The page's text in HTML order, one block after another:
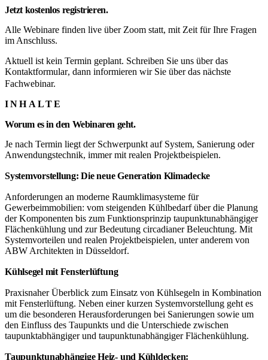
Jetzt kostenlos registrieren.
Alle Webinare finden live über Zoom statt, mit Zeit für Ihre Fragen
im Anschluss.
Aktuell ist kein Termin geplant. Schreiben Sie uns über das
Kontaktformular, dann informieren wir Sie über das nächste
Fachwebinar.
INHALTE
Worum es in den Webinaren geht.
Je nach Termin liegt der Schwerpunkt auf System, Sanierung oder
Anwendungstechnik, immer mit realen Projektbeispielen.
Systemvorstellung: Die neue Generation Klimadecke
Anforderungen an moderne Raumklimasysteme für
Gewerbeimmobilien: vom steigenden Kühlbedarf über die Planung
der Komponenten bis zum Funktionsprinzip taupunktunabhängiger
Flächenkühlung und zur Bedeutung circadianer Beleuchtung. Mit
Systemvorteilen und realen Projektbeispielen, unter anderem von
ABW Architekten in Düsseldorf.
Kühlsegel mit Fensterlüftung
Praxisnaher Überblick zum Einsatz von Kühlsegeln in Kombination
mit Fensterlüftung. Neben einer kurzen Systemvorstellung geht es
um die besonderen Herausforderungen bei Sanierungen sowie um
den Einfluss des Taupunkts und die Unterschiede zwischen
taupunktabhängiger und taupunktunabhängiger Flächenkühlung.
Taupunktunabhängige Heiz- und Kühldecken: